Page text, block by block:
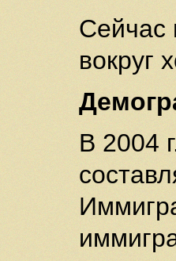
Сейчас
вокруг
В 2004